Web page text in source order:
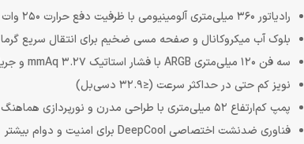
رادیاتور 360 میلی‌متری آلومینیومی با ظرفیت دفع حرارت 250 وات TDP
بلوک آب میکروکانال و صفحه مسی ضخیم برای انتقال سریع گرما
سه فن 120 میلی‌متری ARGB با فشار استاتیک 3.27 mmAq و جریان هوای 85.85 CFM
نویز کم حتی در حداکثر سرعت (≤32.9 دسی‌بل)
پمپ کم‌ارتفاع 52 میلی‌متری با طراحی مدرن و نورپردازی هماهنگ ARGB
فناوری ضدنشت اختصاصی DeepCool برای امنیت و دوام بیشتر